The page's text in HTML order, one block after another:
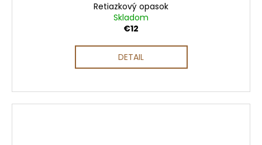
Retiazkový opasok
Skladom
€12
DETAIL